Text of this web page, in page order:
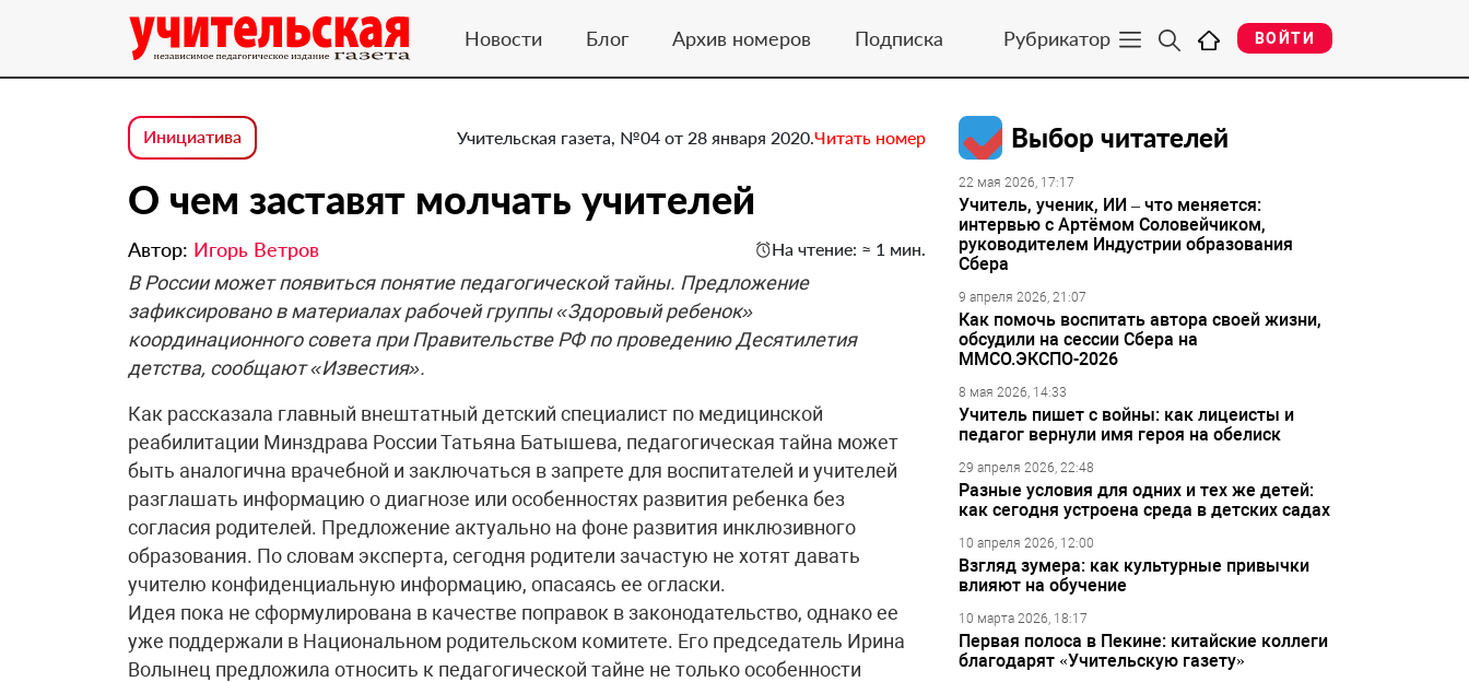
Новости Блог Архив номеров Подписка Рубрикатор ВОЙТИ
Инициатива Учительская газета, №04 от 28 января 2020.Читать номер
О чем заставят молчать учителей
Автор: Игорь Ветров На чтение: ≈ 1 мин.
В России может появиться понятие педагогической тайны. Предложение
зафиксировано в материалах рабочей группы «Здоровый ребенок»
координационного совета при Правительстве РФ по проведению Десятилетия
детства, сообщают «Известия».
Как рассказала главный внештатный детский специалист по медицинской
реабилитации Минздрава России Татьяна Батышева, педагогическая тайна может
быть аналогична врачебной и заключаться в запрете для воспитателей и учителей
разглашать информацию о диагнозе или особенностях развития ребенка без
согласия родителей. Предложение актуально на фоне развития инклюзивного
образования. По словам эксперта, сегодня родители зачастую не хотят давать
учителю конфиденциальную информацию, опасаясь ее огласки.
Идея пока не сформулирована в качестве поправок в законодательство, однако ее
уже поддержали в Национальном родительском комитете. Его председатель Ирина
Волынец предложила относить к педагогической тайне не только особенности
Выбор читателей
22 мая 2026, 17:17
Учитель, ученик, ИИ – что меняется:
интервью с Артёмом Соловейчиком,
руководителем Индустрии образования
Сбера
9 апреля 2026, 21:07
Как помочь воспитать автора своей жизни,
обсудили на сессии Сбера на
ММСО.ЭКСПО-2026
8 мая 2026, 14:33
Учитель пишет с войны: как лицеисты и
педагог вернули имя героя на обелиск
29 апреля 2026, 22:48
Разные условия для одних и тех же детей:
как сегодня устроена среда в детских садах
10 апреля 2026, 12:00
Взгляд зумера: как культурные привычки
влияют на обучение
10 марта 2026, 18:17
Первая полоса в Пекине: китайские коллеги
благодарят «Учительскую газету»